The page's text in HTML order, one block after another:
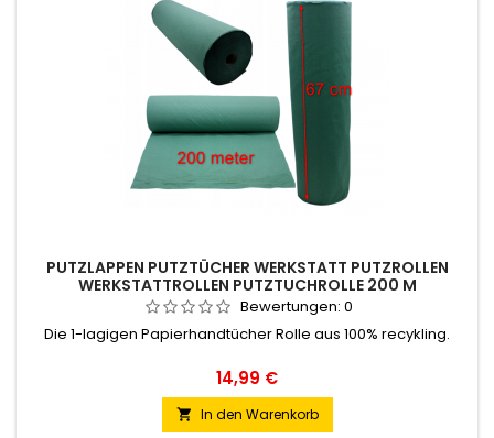
PUTZLAPPEN PUTZTÜCHER WERKSTATT PUTZROLLEN
WERKSTATTROLLEN PUTZTUCHROLLE 200 M
Bewertungen: 0
Die 1-lagigen Papierhandtücher Rolle aus 100% recykling.
Preis
14,99 €
 In den Warenkorb